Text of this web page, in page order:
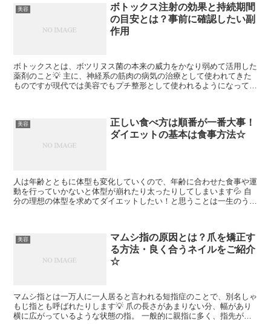
美容
ボトックス注射の効果と持続期間
の目安とは？事前に確認したい副
作用
ボトックスとは、ボツリヌス菌の本来の威力をかなり弱めて活用した
薬剤のこと💡 主に、神経系の筋肉の病気の治療として使われてきた
ものですが現代では美容でもプチ整形として使われるようになってい
美容
正しい食べ方は順番が一番大事！
ダイエットの基本は食事方法☆
人は年齢とともに体型も変化していくので、年齢に合わせた食事や運
動を行っていかないと体型が崩れたり太ったりしてしまいます💦 自
分の理想の体型を求めてダイエットしたい！と思うことは一生のうち
美容
マムシ指の原因とは？爪を矯正す
る方法・良く合うネイルをご紹介
☆
マムシ指とは一万人に一人居ると言われる短指症のことで、別名しゃ
もじ指とも呼ばれたりします💡 爪の長さがあまりない分、幅があり
横に広がっているような状態の指。 一般的に親指に多く、指先が他